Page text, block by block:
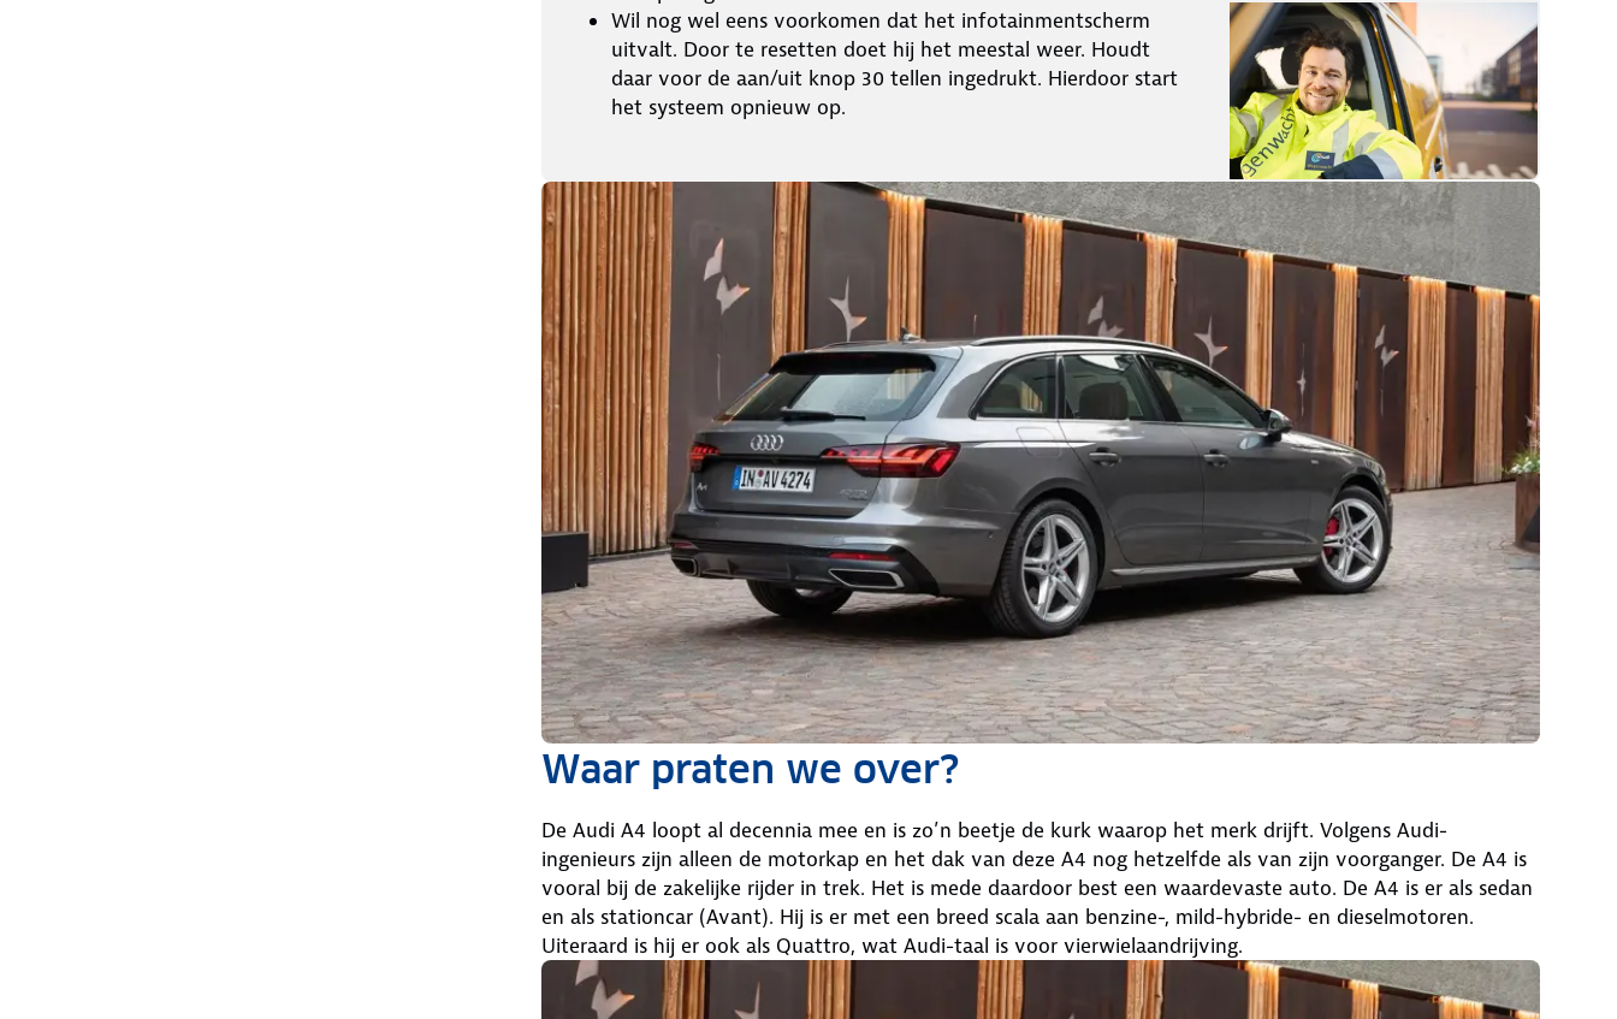
Wil nog wel eens voorkomen dat het infotainmentscherm
uitvalt. Door te resetten doet hij het meestal weer. Houdt
daar voor de aan/uit knop 30 tellen ingedrukt. Hierdoor start
het systeem opnieuw op.
Waar praten we over?
De Audi A4 loopt al decennia mee en is zo’n beetje de kurk waarop het merk drijft. Volgens Audi-
ingenieurs zijn alleen de motorkap en het dak van deze A4 nog hetzelfde als van zijn voorganger. De A4 is
vooral bij de zakelijke rijder in trek. Het is mede daardoor best een waardevaste auto. De A4 is er als sedan
en als stationcar (Avant). Hij is er met een breed scala aan benzine-, mild-hybride- en dieselmotoren.
Uiteraard is hij er ook als Quattro, wat Audi-taal is voor vierwielaandrijving.